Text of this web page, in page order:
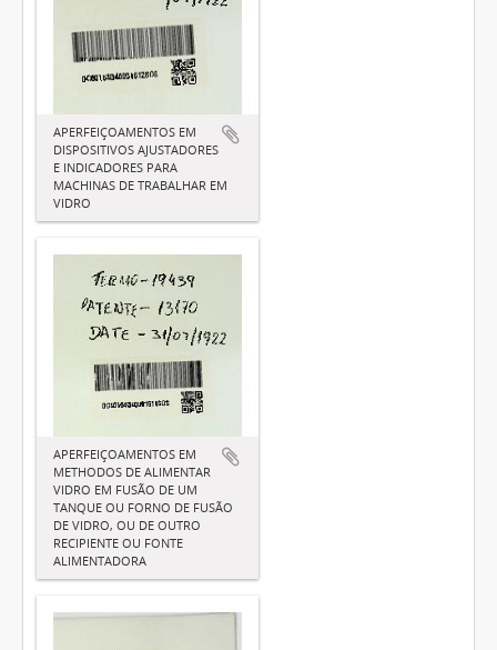
APERFEIÇOAMENTOS EM
DISPOSITIVOS AJUSTADORES
E INDICADORES PARA
MACHINAS DE TRABALHAR EM
VIDRO
APERFEIÇOAMENTOS EM
METHODOS DE ALIMENTAR
VIDRO EM FUSÃO DE UM
TANQUE OU FORNO DE FUSÃO
DE VIDRO, OU DE OUTRO
RECIPIENTE OU FONTE
ALIMENTADORA